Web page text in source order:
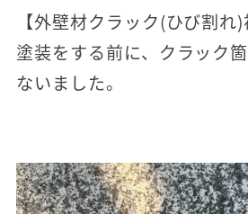
【外壁材クラック(ひび割
塗装をする前に、クラック
ないました。